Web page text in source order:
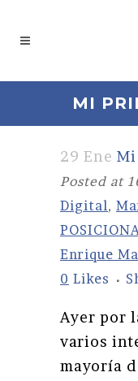
MI
29 Ene Mi
Posted at
Digital,
Enrique
0 Likes
Ayer por
varios
mayoría